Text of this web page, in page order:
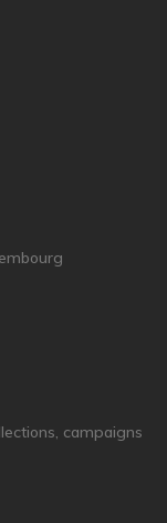
campaigns